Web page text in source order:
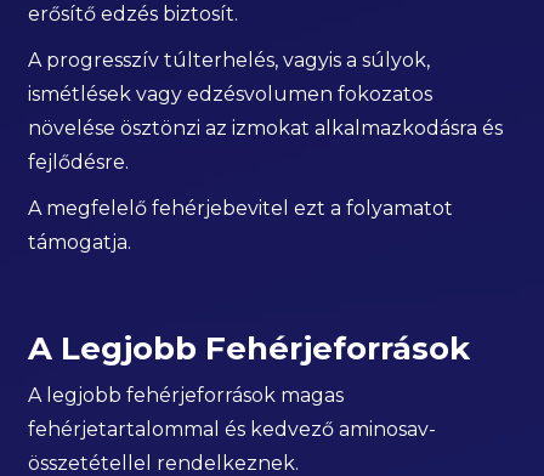
erősítő edzés biztosít.
A progresszív túlterhelés, vagyis a súlyok,
ismétlések vagy edzésvolumen fokozatos
növelése ösztönzi az izmokat alkalmazkodásra és
fejlődésre.
A megfelelő fehérjebevitel ezt a folyamatot
támogatja.
A Legjobb Fehérjeforrások
A legjobb fehérjeforrások magas
fehérjetartalommal és kedvező aminosav-
összetétellel rendelkeznek.